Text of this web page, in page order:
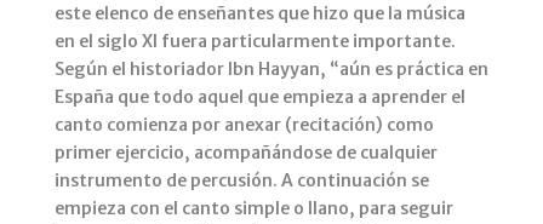
este elenco de enseñantes que hizo que la música
en el siglo XI fuera particularmente importante.
Según el historiador Ibn Hayyan, “aún es práctica en
España que todo aquel que empieza a aprender el
canto comienza por anexar (recitación) como
primer ejercicio, acompañándose de cualquier
instrumento de percusión. A continuación se
empieza con el canto simple o llano, para seguir